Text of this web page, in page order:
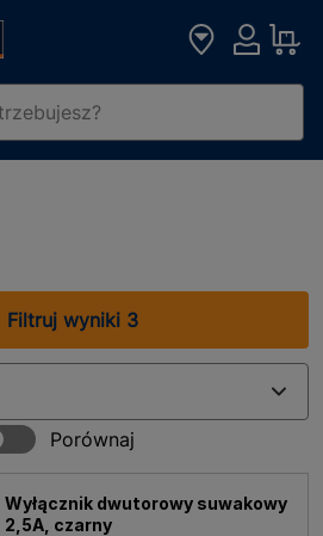
Filtruj wyniki 3
Wyłącznik dwutorowy suwakowy
2,5A, czarny